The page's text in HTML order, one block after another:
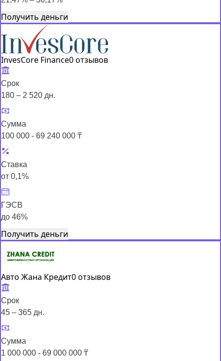
Получить деньги
InvesCore Finance0 отзывов
Срок
180 – 2 520 дн.
Сумма
100 000 - 69 240 000 ₸
Ставка
от 0,1%
ГЭСВ
до 46%
Получить деньги
Авто Жана Кредит0 отзывов
Срок
45 – 365 дн.
Сумма
1 000 000 - 69 000 000 ₸